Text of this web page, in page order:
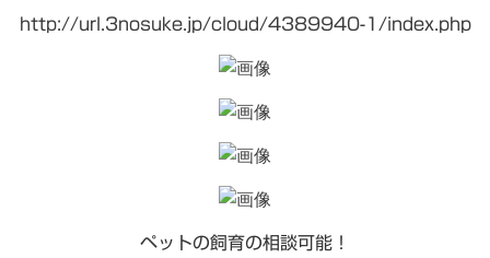
http://url.3nosuke.jp/cloud/4389940-1/index.php
ペットの飼育の相談可能！